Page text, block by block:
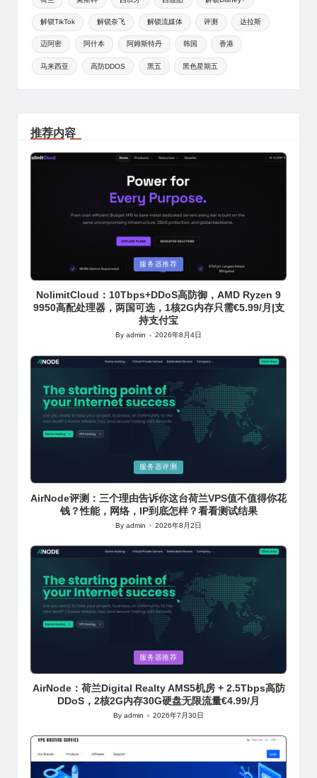
解锁TikTok 解锁奈飞 解锁流媒体 评测 达拉斯
迈阿密 阿什本 阿姆斯特丹 韩国 香港
马来西亚 高防DDOS 黑五 黑色星期五
推荐内容
Posted
in
服务器推荐
NolimitCloud：10Tbps+DDoS高防御，AMD Ryzen 9
9950高配处理器，两国可选，1核2G内存只需€5.99/月|支
持支付宝
Posted
Byadmin 2026年8月4日
in
服务器评测
AirNode评测：三个理由告诉你这台荷兰VPS值不值得你花
钱？性能，网络，IP到底怎样？看看测试结果
Posted
Byadmin 2026年8月2日
in
服务器推荐
AirNode：荷兰Digital Realty AMS5机房 + 2.5Tbps高防
DDoS，2核2G内存30G硬盘无限流量€4.99/月
Posted
Byadmin 2026年7月30日